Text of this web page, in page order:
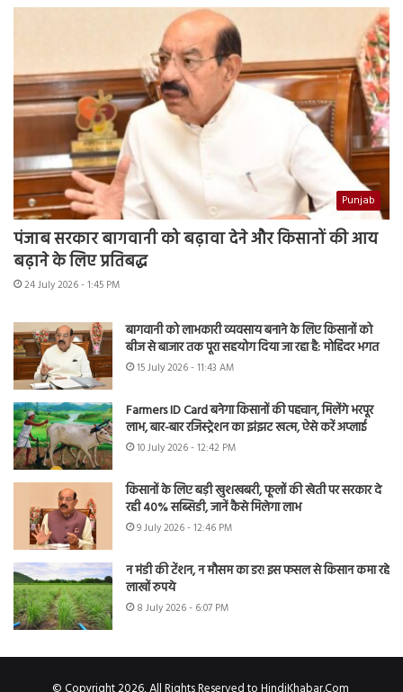
Punjab
पंजाब सरकार बागवानी को बढ़ावा देने और किसानों की आय
बढ़ाने के लिए प्रतिबद्ध
24 July 2026 - 1:45 PM
बागवानी को लाभकारी व्यवसाय बनाने के लिए किसानों को
बीज से बाजार तक पूरा सहयोग दिया जा रहा है: मोहिंदर भगत
15 July 2026 - 11:43 AM
Farmers ID Card बनेगा किसानों की पहचान, मिलेंगे भरपूर
लाभ, बार-बार रजिस्ट्रेशन का झंझट खत्म, ऐसे करें अप्लाई
10 July 2026 - 12:42 PM
किसानों के लिए बड़ी खुशखबरी, फूलों की खेती पर सरकार दे
रही 40% सब्सिडी, जानें कैसे मिलेगा लाभ
9 July 2026 - 12:46 PM
न मंडी की टेंशन, न मौसम का डर! इस फसल से किसान कमा रहे
लाखों रुपये
8 July 2026 - 6:07 PM